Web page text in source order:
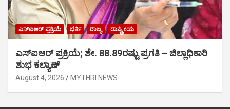
ಎಸ್‍ಐಆರ್ ಪ್ರಕ್ರಿಯೆ ಭರ್ತಿ ರಾಜ್ಯ ರಾಷ್ಟ್ರೀಯ
ಎಸ್‍ಐಆರ್ ಪ್ರಕ್ರಿಯೆ; ಶೇ. 88.89ರಷ್ಟು ಪ್ರಗತಿ – ಜಿಲ್ಲಾಧಿಕಾರಿ
ಶುಭ ಕಲ್ಯಾಣ್
August 4, 2026 MYTHRI NEWS